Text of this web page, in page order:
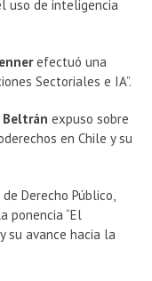
uso de inteligencia
efectuó una
Sectoriales e IA”.
Beltrán expuso sobre
en Chile y su
Derecho Público,
ponencia “El
su avance hacia la